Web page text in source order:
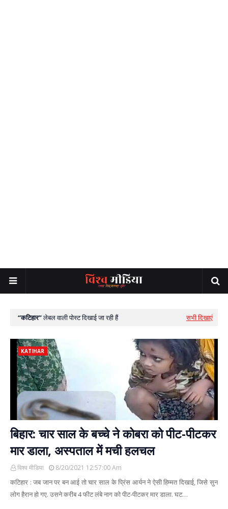
कटिहार लेबल वाली पोस्ट दिखाई जा रही हैं सभी दिखाएं
KATIHAR
बिहार: चार साल के बच्चे ने कोबरा को पीट-पीटकर
मार डाला, अस्पताल में मची हलचल
विश्व मीडिया 8/20/2021 12:57:00 Am
कटिहार : जब जान पर बन आई तो चार साल के प्रिंस आर्यन ने ऐसी हिम्मत दिखाई, जिसे सुन
लोग हैरान हो गए. उसने करीब 4 फीट लंबे नाग को पीट-पीटकर मार डाला. घट…